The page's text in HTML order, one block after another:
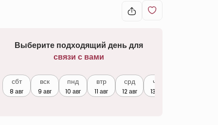
Выберите подходящий день для
связи с вами
сбт
8 авг
вск
9 авг
пнд
10 авг
втр
11 авг
срд
12 авг
чтв
13 авг